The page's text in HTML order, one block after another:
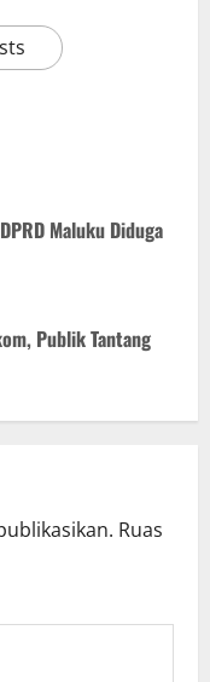
Maluku Diduga
Publik Tantang
Ruas